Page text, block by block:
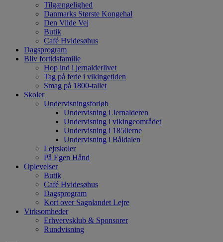
Tilgængelighed
Danmarks Største Kongehal
Den Vilde Vej
Butik
Café Hvidesøhus
Dagsprogram
Bliv fortidsfamilie
Hop ind i jernalderlivet
Tag på ferie i vikingetiden
Smag på 1800-tallet
Skoler
Undervisningsforløb
Undervisning i Jernalderen
Undervisning i vikingeområdet
Undervisning i 1850erne
Undervisning i Båldalen
Lejrskoler
På Egen Hånd
Oplevelser
Butik
Café Hvidesøhus
Dagsprogram
Kort over Sagnlandet Lejre
Virksomheder
Erhvervsklub & Sponsorer
Rundvisning